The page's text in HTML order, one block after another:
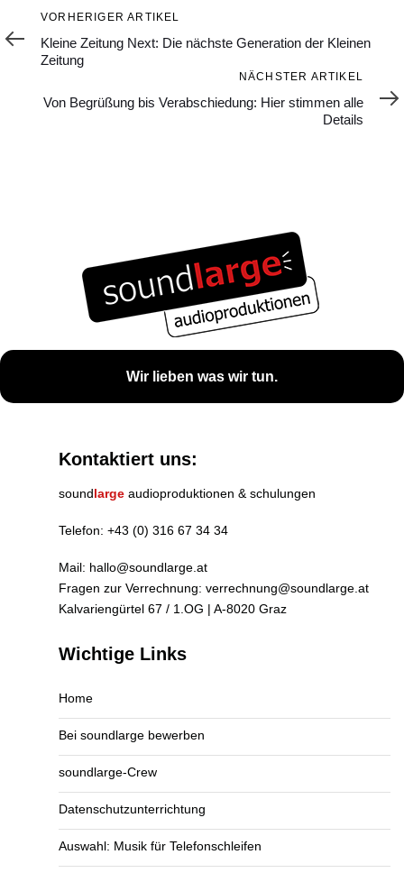
Vorheriger
Artikel
VORHERIGER ARTIKEL
Kleine Zeitung Next: Die nächste Generation der Kleinen
Zeitung
Artikel
NÄCHSTER ARTIKEL
Von Begrüßung bis Verabschiedung: Hier stimmen alle
Details
Wir lieben was wir tun.
Kontaktiert uns:
soundlarge audioproduktionen & schulungen
Telefon: +43 (0) 316 67 34 34
Mail: hallo@soundlarge.at
Fragen zur Verrechnung: verrechnung@soundlarge.at
Kalvariengürtel 67 / 1.OG | A-8020 Graz
Wichtige Links
Home
Bei soundlarge bewerben
soundlarge-Crew
Datenschutzunterrichtung
Auswahl: Musik für Telefonschleifen